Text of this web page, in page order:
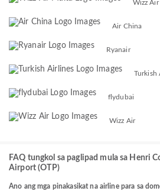
Wizz
Air China
Ryanair
Turkish
flydubai
Wizz Air
FAQ tungkol sa paglipad mula sa Henri
Airport (OTP)
Ano ang mga pinakasikat na airline para sa